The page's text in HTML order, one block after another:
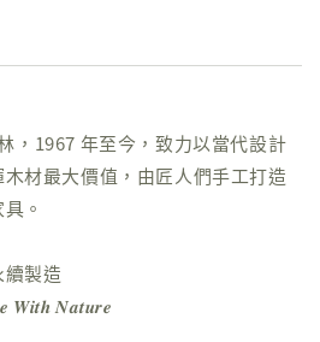
，1967 年至今，致力以當代設計
材最大價值，由匠人們手工打造
。
製造
𝑾𝒊𝒕𝒉 𝑵𝒂𝒕𝒖𝒓𝒆